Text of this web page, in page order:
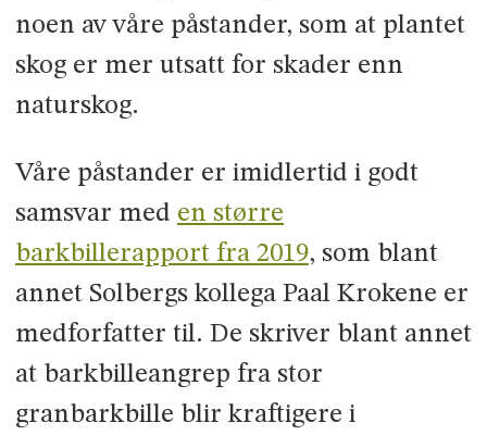
noen av våre påstander, som at plantet
skog er mer utsatt for skader enn
naturskog.
Våre påstander er imidlertid i godt
samsvar med en større
barkbillerapport fra 2019, som blant
annet Solbergs kollega Paal Krokene er
medforfatter til. De skriver blant annet
at barkbilleangrep fra stor
granbarkbille blir kraftigere i